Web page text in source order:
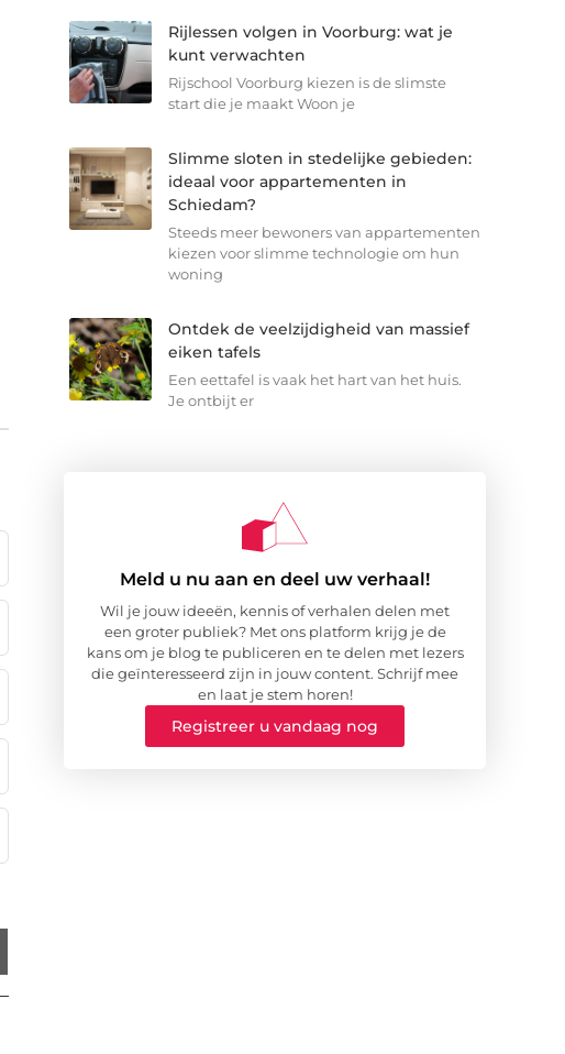
Rijlessen volgen in Voorburg: wat je
kunt verwachten
Rijschool Voorburg kiezen is de slimste
start die je maakt Woon je
Slimme sloten in stedelijke gebieden:
ideaal voor appartementen in
Schiedam?
Steeds meer bewoners van appartementen
kiezen voor slimme technologie om hun
woning
Ontdek de veelzijdigheid van massief
eiken tafels
Een eettafel is vaak het hart van het huis.
Je ontbijt er
Meld u nu aan en deel uw verhaal!
Wil je jouw ideeën, kennis of verhalen delen met
een groter publiek? Met ons platform krijg je de
kans om je blog te publiceren en te delen met lezers
die geïnteresseerd zijn in jouw content. Schrijf mee
en laat je stem horen!
Registreer u vandaag nog